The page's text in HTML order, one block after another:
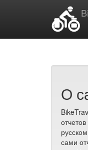
Перейти к основному
О
сами